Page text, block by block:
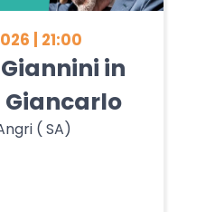
| 21:00
in
( SA)